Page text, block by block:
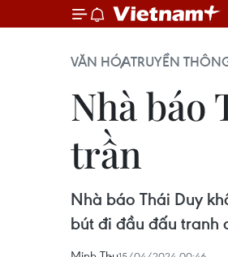
VĂN HÓATRUYỀN
Nhà báo
trần
Nhà báo Thái Duy
bút đi đầu đấu tranh